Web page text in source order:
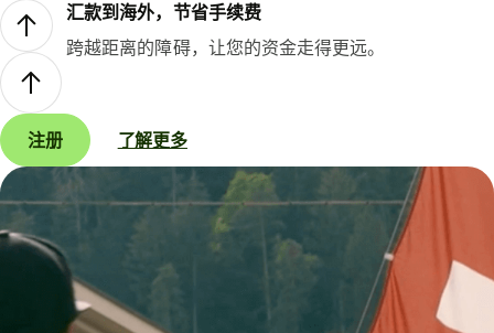
汇款到海外，节省手续费
跨越距离的障碍，让您的资金走得更远。
注册 了解更多